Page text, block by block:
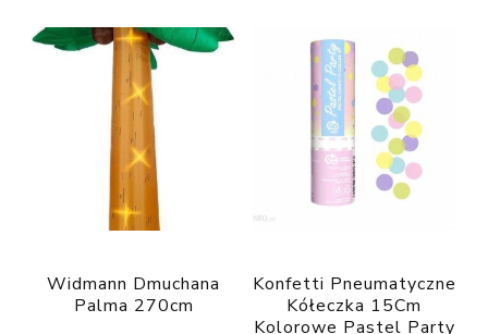
Widmann Dmuchana
Palma 270cm
Konfetti Pneumatyczne
Kółeczka 15Cm
Kolorowe Pastel Party